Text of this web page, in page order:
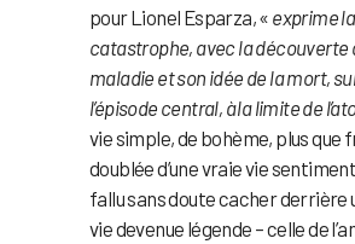
pour Lionel Esparza, « exprime la
catastrophe, avec la découverte
maladie et son idée de la mort,
l’épisode central, à la limite de
vie simple, de bohème, plus que
doublée d’une vraie vie
fallu sans doute cacher derrière
vie devenue légende – celle de